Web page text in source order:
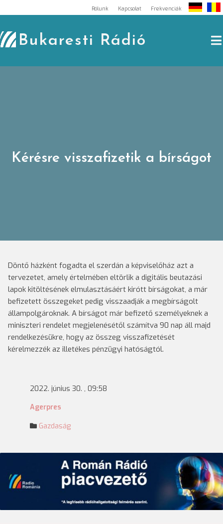
to
content
Rólunk Kapcsolat Frekvenciák
Bukaresti Rádió
Kérésre visszafizetik a bírságot
Döntő házként fogadta el szerdán a képviselőház azt a
tervezetet, amely értelmében eltörlik a digitális beutazási
lapok kitöltésének elmulasztásáért kirótt bírságokat, a már
befizetett összegeket pedig visszaadják a megbírságolt
állampolgároknak. A bírságot már befizető személyeknek a
miniszteri rendelet megjelenésétől számítva 90 nap áll majd
rendelkezésükre, hogy az összeg visszafizetését
kérelmezzék az illetékes pénzügyi hatóságtól.
2022. június 30. , 09:58
Agerpres
Gazdaság